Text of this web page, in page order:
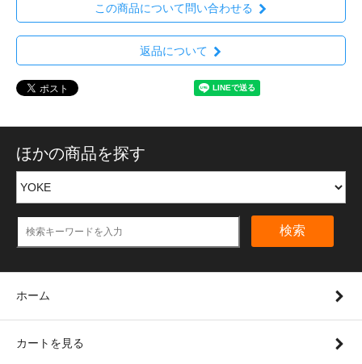
この商品について問い合わせる
返品について
ほかの商品を探す
検索
ホーム
カートを見る